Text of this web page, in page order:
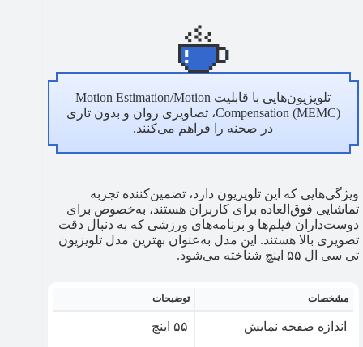
تلویزیون‌هایی با قابلیت Motion Estimation/Motion
Compensation (MEMC)، تصاویری روان و بدون تاری
در صحنه‌ را فراهم می‌کنند.
ویژگی‌هایی که این تلویزیون دارد، تضمین‌کننده تجربه
تماشایی فوق‌العاده برای کاربران هستند، به‌خصوص برای
دوست‌داران فیلم‌ها و برنامه‌های ورزشی که به دنبال دقت
تصویری بالا هستند. این مدل به‌عنوان بهترین مدل تلویزیون
تی سی ال ۵۵ اینچ شناخته می‌شود.
مشخصات توضیحات
اندازه صفحه نمایش ۵۵ اینچ